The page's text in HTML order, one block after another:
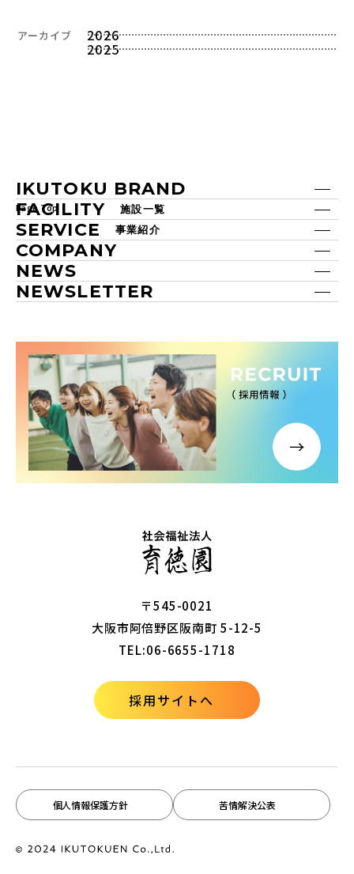
アーカイブ 2026
2025
Page Top
〒545-0021
大阪市阿倍野区阪南町 5-12-5
TEL:06-6655-1718
採用サイトへ
IKUTOKU BRAND
FACILITY
施設一覧
SERVICE 事業紹介
COMPANY
NEWS
NEWSLETTER
個人情報保護方針 苦情解決公表